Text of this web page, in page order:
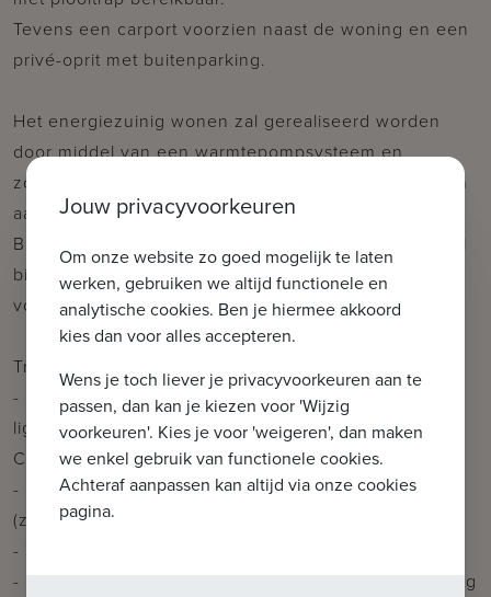
Tevens een carport voorzien naast de woning en een
privé-oprit met buitenparking.
Het energiezuinig wonen zal gerealiseerd worden
door middel van een warmtepompsysteem en
zonnepanelen, hierdoor zullen de woningen voldoen
aan een E-peil van 20 waardoor deze het label van
BEN - woning ontvangen en bijkomend een voordeel
biedt van vermindering van de onroerende
voorheffing gedurende 5j.
Troeven:
- Moderne & duurzame open bebouwing op centrale
ligging (vlotte bereikbaarheid) vlakbij Oostkamp
Centrum
- Ruim perceel: circa 451m² met zongerichte tuin
(zuidwesten)
- 3 slaapkamers/badkamer/douchekamer
- Energiezuinig: BEN-woning met E-peil 20-23 (korting
Jouw privacyvoorkeuren
Om onze website zo goed mogelijk te laten
werken, gebruiken we altijd functionele en
analytische cookies. Ben je hiermee akkoord
kies dan voor alles accepteren.
Wens je toch liever je privacyvoorkeuren aan te
passen, dan kan je kiezen voor 'Wijzig
voorkeuren'. Kies je voor 'weigeren', dan maken
we enkel gebruik van functionele cookies.
Achteraf aanpassen kan altijd via onze cookies
pagina.